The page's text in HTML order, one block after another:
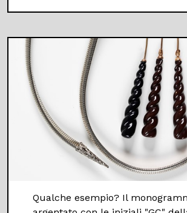
Qualche esempio? Il